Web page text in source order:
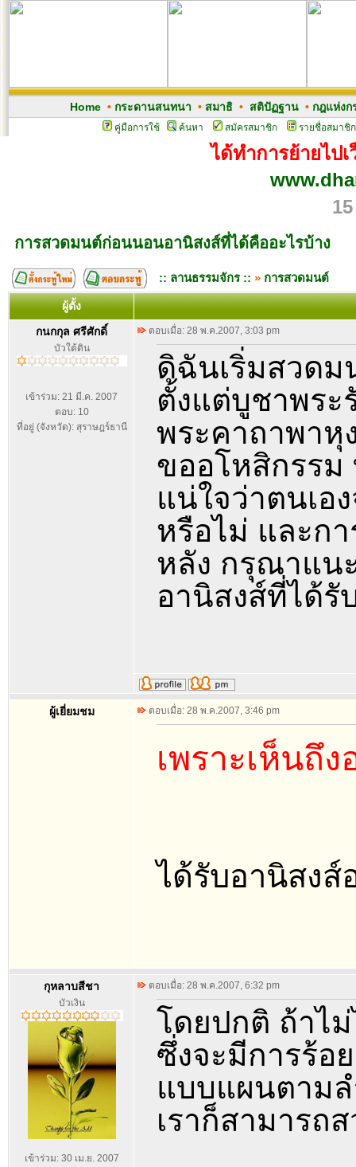
Home• กระดานสนทนา • สมาธิ• สติปัฏฐาน• กฎแห่งก
คู่มือการใช้ ค้นหา สมัครสมาชิก รายชื่อสมาชิก
ได้ทำการย้ายไป
การสวดมนต์ก่อนนอนอานิสงส์ที่ได้คืออะไรบ้าง
:: ลานธรรมจักร :: » การสวดมนต์
ผู้ตั้ง
กนกกุล ศรีศักดิ์
บัวใต้ดิน
เข้าร่วม: 21 มี.ค. 2007
ตอบ: 10
ที่อยู่ (จังหวัด): สุราษฎร์ธานี
ตอบเมื่อ: 28 พ.ค.2007, 3:03 pm
ดิฉันเริ่มสวด
ตั้งแต่บูชาพระ
พระคาถาพา
ขออโหสิกรร
แน่ใจว่าตนเอ
หรือไม่ และก
หลัง กรุณาแน
อานิสงส์ที่ได้รั
ผู้เยี่ยมชม ตอบเมื่อ: 28 พ.ค.2007, 3:46 pm
เพราะเห็นถึ
ได้รับอานิสงส์
กุหลาบสีชา
บัวเงิน
เข้าร่วม: 30 เม.ย. 2007
ตอบเมื่อ: 28 พ.ค.2007, 6:32 pm
โดยปกติ ถ้าไ
ซึ่งจะมีการร้อ
แบบแผนตาม
เราก็สามารถ